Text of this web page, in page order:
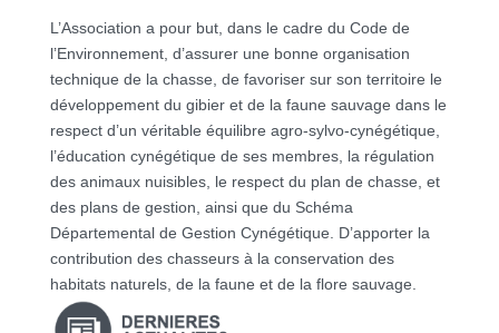
L’Association a pour but, dans le cadre du Code de
l’Environnement, d’assurer une bonne organisation
technique de la chasse, de favoriser sur son territoire le
développement du gibier et de la faune sauvage dans le
respect d’un véritable équilibre agro-sylvo-cynégétique,
l’éducation cynégétique de ses membres, la régulation
des animaux nuisibles, le respect du plan de chasse, et
des plans de gestion, ainsi que du Schéma
Départemental de Gestion Cynégétique. D’apporter la
contribution des chasseurs à la conservation des
habitats naturels, de la faune et de la flore sauvage.